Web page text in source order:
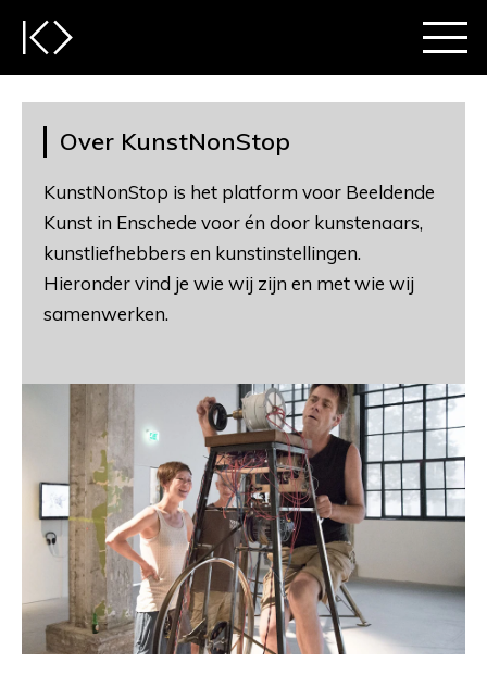
Over KunstNonStop
KunstNonStop is het platform voor Beeldende
Kunst in Enschede voor én door kunstenaars,
kunstliefhebbers en kunstinstellingen.
Hieronder vind je wie wij zijn en met wie wij
samenwerken.